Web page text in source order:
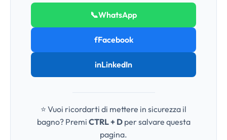
📞WhatsApp
fFacebook
inLinkedIn
⭐ Vuoi ricordarti di mettere in sicurezza il
bagno? Premi CTRL + Dper salvare questa
pagina.